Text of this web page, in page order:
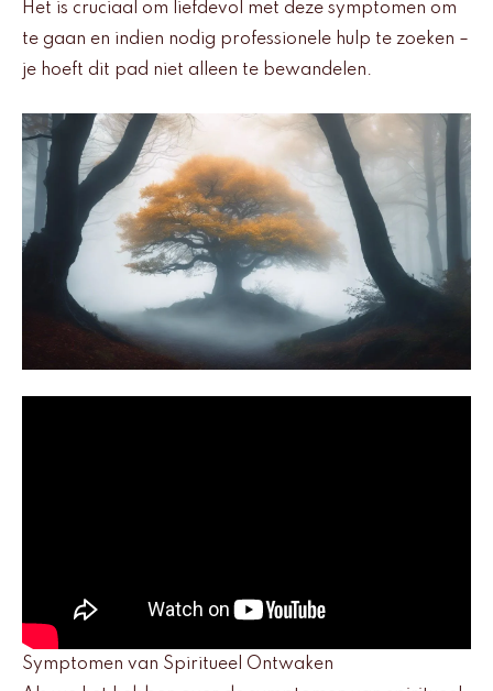
Het is cruciaal om liefdevol met deze symptomen om
te gaan en indien nodig professionele hulp te zoeken –
je hoeft dit pad niet alleen te bewandelen.
Symptomen van Spiritueel Ontwaken